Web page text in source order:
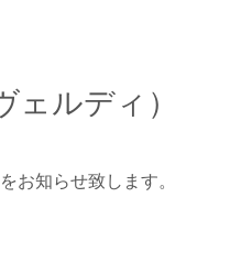
ルディ）
お知らせ致します。